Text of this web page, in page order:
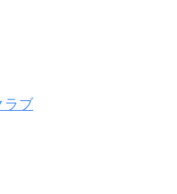
ラブ